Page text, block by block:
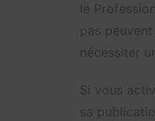
le
pas
nécessiter
Si vous
sa